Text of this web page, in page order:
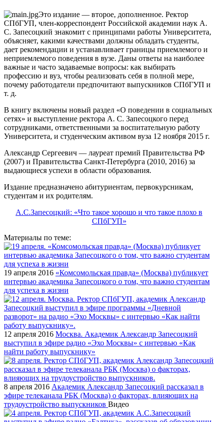
Это издание — второе, дополненное. Ректор
СПбГУП, член-корреспондент Российской академии наук А.
С. Запесоцкий знакомит с принципами работы Университета,
объясняет, какими качествами должны обладать студенты,
дает рекомендации и устанавливает границы приемлемого и
неприемлемого поведения в вузе. Даны ответы на наиболее
важные и часто задаваемые вопросы: как выбирать
профессию и вуз, чтобы реализовать себя в полной мере,
почему работодатели предпочитают выпускников СПбГУП и
т. д.
В книгу включены новый раздел «О поведении в социальных
сетях» и выступление ректора А. С. Запесоцкого перед
сотрудниками, ответственными за воспитательную работу
Университета, и студенческим активом вуза 12 ноября 2015 г.
Александр Сергеевич — лауреат премий Правительства РФ
(2007) и Правительства Санкт-Петербурга (2010, 2016) за
выдающиеся успехи в области образования.
Издание предназначено абитуриентам, первокурсникам,
студентам и их родителям.
А.С.Запесоцкий: «Что такое хорошо и что такое плохо в
СПбГУП»
Материалы по теме:
19 апреля 2016 «Комсомольская правда» (Москва) публикует
интервью академика Запесоцкого о том, что важно студентам
для успеха в жизни
12 апреля 2016 Москва. Академик Александр Запесоцкий
выступил в эфире радио «Эхо Москвы» с интервью «Как
найти работу выпускнику»
8 апреля 2016 Академик Александр Запесоцкий рассказал в
эфире телеканала РБК (Москва) о факторах, влияющих на
трудоустройство выпускников Видео